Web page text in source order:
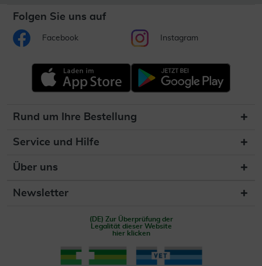
Folgen Sie uns auf
Facebook Instagram
Rund um Ihre Bestellung
Service und Hilfe
Über uns
Newsletter
(DE) Zur Überprüfung der
Legalität dieser Website
hier klicken